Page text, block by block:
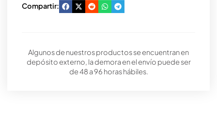
Compartir:
Algunos de nuestros productos se encuentran en
depósito externo, la demora en el envío puede ser
de 48 a 96 horas hábiles.